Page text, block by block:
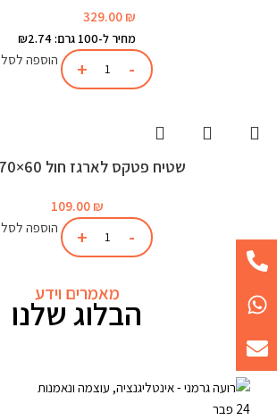
329.00 ₪
מחיר ל-100 גרם: ₪2.74
הוספה לסל
שטיח פטקס לארגז חול 60×70 ס"מ
109.00 ₪
הוספה לסל
מאמרים וידע
הבלוג שלנו
24 פבר